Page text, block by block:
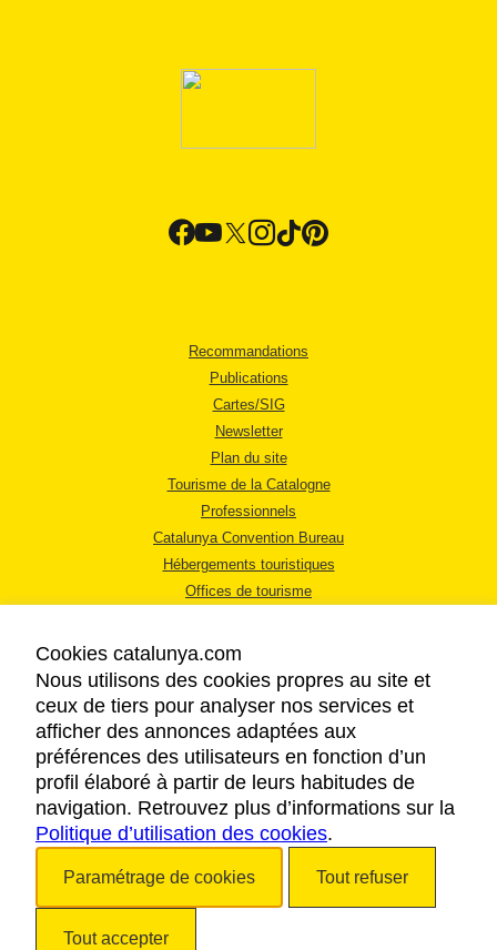
Recommandations
Publications
Cartes/SIG
Newsletter
Plan du site
Tourisme de la Catalogne
Professionnels
Catalunya Convention Bureau
Hébergements touristiques
Offices de tourisme
MENTIONS LÉGALES
RÈGLES DE CONFIDENTIALITÉ
COOKIES
ACCESSIBILITÉ
Cookies catalunya.com
Nous utilisons des cookies propres au site et
ceux de tiers pour analyser nos services et
afficher des annonces adaptées aux
préférences des utilisateurs en fonction d’un
profil élaboré à partir de leurs habitudes de
navigation. Retrouvez plus d’informations sur la
Politique d’utilisation des cookies.
Paramétrage de cookies Tout refuser
Tout accepter